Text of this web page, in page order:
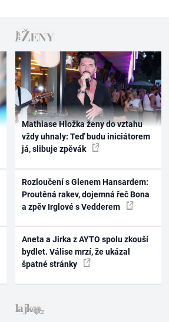
Mathiase Hložka ženy do vztahu
vždy uhnaly: Teď budu iniciátorem
já, slibuje zpěvák
Rozloučení s Glenem Hansardem:
Proutěná rakev, dojemná řeč Bona
a zpěv Irglové s Vedderem
Aneta a Jirka z AYTO spolu zkouší
bydlet. Válise mrzí, že ukázal
špatné stránky